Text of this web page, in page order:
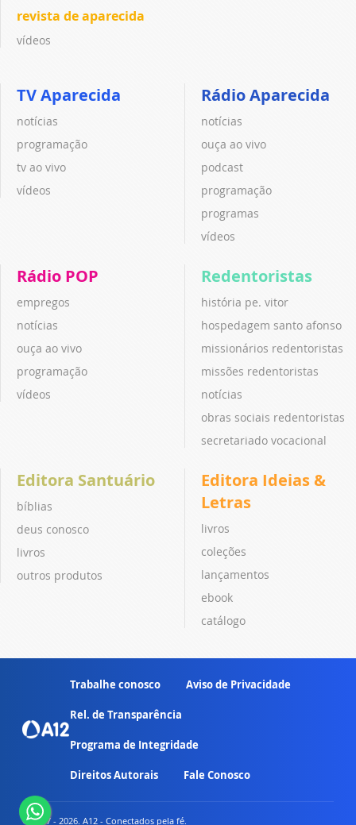
revista de aparecida
vídeos
TV Aparecida
notícias
programação
tv ao vivo
vídeos
Rádio Aparecida
notícias
ouça ao vivo
podcast
programação
programas
vídeos
Rádio POP
empregos
notícias
ouça ao vivo
programação
vídeos
Redentoristas
história pe. vitor
hospedagem santo afonso
missionários redentoristas
missões redentoristas
notícias
obras sociais redentoristas
secretariado vocacional
Editora Santuário
bíblias
deus conosco
livros
outros produtos
Editora Ideias &
Letras
livros
coleções
lançamentos
ebook
catálogo
Trabalhe conosco Aviso de Privacidade
Rel. de Transparência
Programa de Integridade
Direitos Autorais Fale Conosco
© 2007 - 2026. A12 - Conectados pela fé.